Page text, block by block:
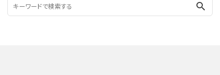
search